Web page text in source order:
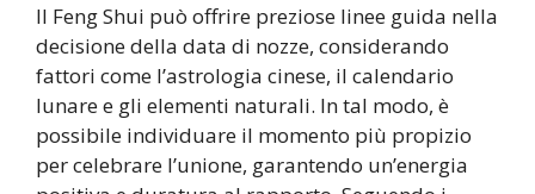
Il Feng Shui può offrire preziose linee guida nella
decisione della data di nozze, considerando
fattori come l’astrologia cinese, il calendario
lunare e gli elementi naturali. In tal modo, è
possibile individuare il momento più propizio
per celebrare l’unione, garantendo un’energia